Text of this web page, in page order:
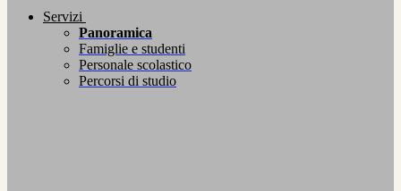
Servizi
Panoramica
Famiglie e studenti
Personale scolastico
Percorsi di studio